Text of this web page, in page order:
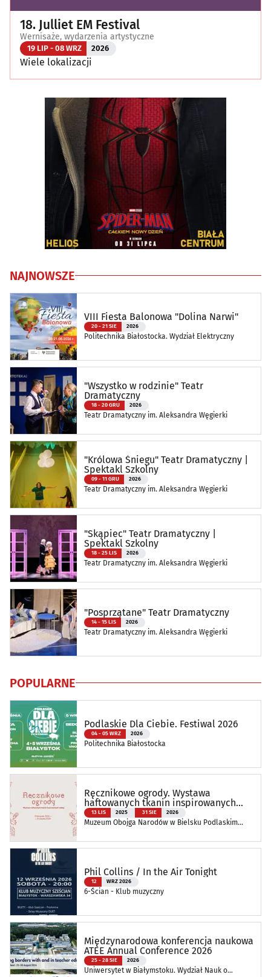
18. Julliet EM Festival
Wernisaże, wydarzenia artystyczne
19 LIP - 08 WRZ 2026
Wiele lokalizacji
NAJNOWSZE
VIII Fiesta Balonowa "Dolina Narwi"
20 - 21 SIE 2026
Politechnika Białostocka. Wydział Elektryczny
"Wszystko w rodzinie" Teatr
Dramatyczny
18 - 20 GRU 2026
Teatr Dramatyczny im. Aleksandra Węgierki
"Królowa Śniegu" Teatr Dramatyczny |
Spektakl Szkolny
09 - 11 GRU 2026
Teatr Dramatyczny im. Aleksandra Węgierki
"Skąpiec" Teatr Dramatyczny |
Spektakl Szkolny
18 - 25 LIS 2026
Teatr Dramatyczny im. Aleksandra Węgierki
"Posprzątane" Teatr Dramatyczny
14 - 15 LIS 2026
Teatr Dramatyczny im. Aleksandra Węgierki
POPULARNE
Podlaskie Dla Ciebie. Festiwal 2026
04 - 05 WRZ 2026
Politechnika Białostocka
Ręcznikowe ogrody. Wystawa
haftowanych tkanin inspirowanych
naturą
13 LIS 2025 31 SIE 2026
Muzeum Obojga Narodów w Bielsku Podlaskim
Phil Collins / In the Air Tonight
12 WRZ 2026
6-Ścian - Klub muzyczny
Międzynarodowa konferencja naukowa
ATEE Annual Conference 2026
25 - 28 SIE 2026
Uniwersytet w Białymstoku. Wydział Nauk o